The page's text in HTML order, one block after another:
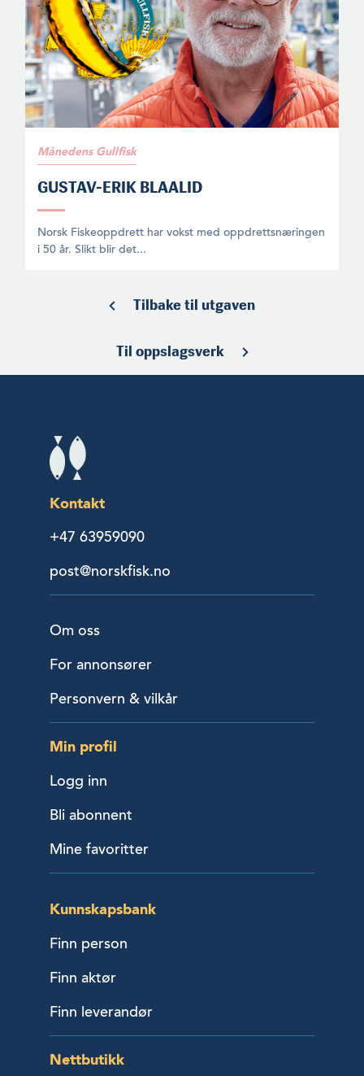
Månedens Gullfisk
GUSTAV-ERIK BLAALID
Norsk Fiskeoppdrett har vokst med oppdrettsnæringen
i 50 år. Slikt blir det...
Tilbake til utgaven
Til oppslagsverk
Kontakt
+47 63959090
post@norskfisk.no
Om oss
For annonsører
Personvern & vilkår
Min profil
Logg inn
Bli abonnent
Mine favoritter
Kunnskapsbank
Finn person
Finn aktør
Finn leverandør
Nettbutikk